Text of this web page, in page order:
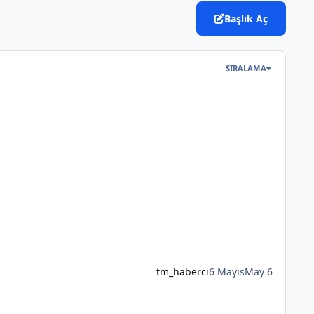
Başlık Aç
SIRALAMA
tm_haberci6 MayısMay 6